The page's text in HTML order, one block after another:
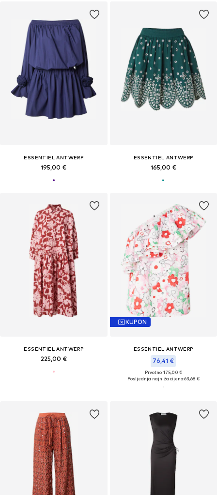
ESSENTIEL ANTWERP
195,00 €
ESSENTIEL ANTWERP
165,00 €
ESSENTIEL ANTWERP
225,00 €
KUPON
ESSENTIEL ANTWERP
76,41 €
Prvotno: 175,00 €
Posljednja najniža cijena:63,68 €